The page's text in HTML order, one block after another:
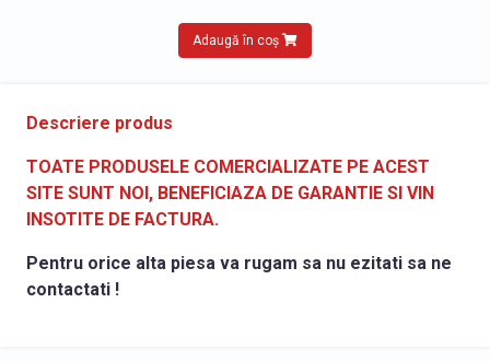
Adaugă în coș
Descriere produs
TOATE PRODUSELE COMERCIALIZATE PE ACEST
SITE SUNT NOI, BENEFICIAZA DE GARANTIE SI VIN
INSOTITE DE FACTURA.
Pentru orice alta piesa va rugam sa nu ezitati sa ne
contactati !